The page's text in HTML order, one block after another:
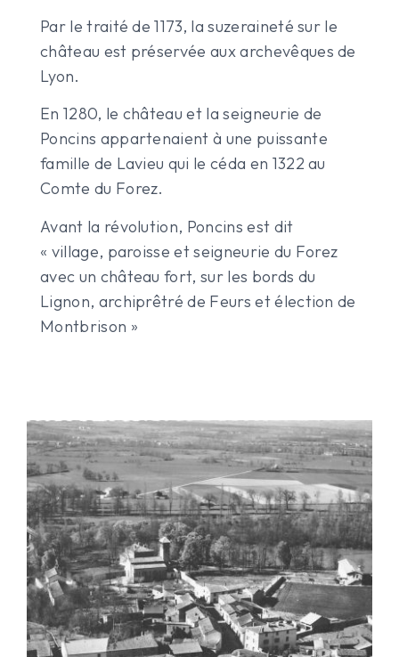
Par le traité de 1173, la suzeraineté sur le
château est préservée aux archevêques de
Lyon.
En 1280, le château et la seigneurie de
Poncins appartenaient à une puissante
famille de Lavieu qui le céda en 1322 au
Comte du Forez.
Avant la révolution, Poncins est dit
« village, paroisse et seigneurie du Forez
avec un château fort, sur les bords du
Lignon, archiprêtré de Feurs et élection de
Montbrison »